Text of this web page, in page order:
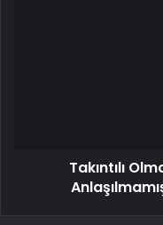
Takıntılı